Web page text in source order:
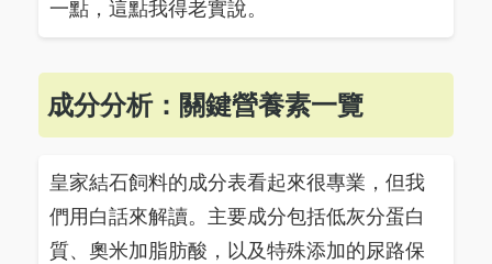
一點，這點我得老實說。
成分分析：關鍵營養素一覽
皇家結石飼料的成分表看起來很專業，但我
們用白話來解讀。主要成分包括低灰分蛋白
質、奧米加脂肪酸，以及特殊添加的尿路保